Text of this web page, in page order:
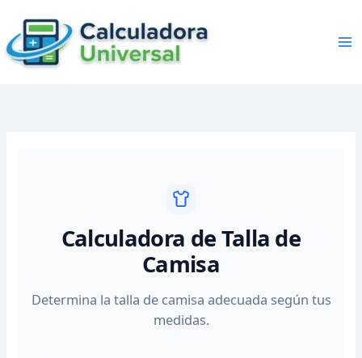
content
Calculadora de Talla de
Camisa
Determina la talla de camisa adecuada según tus
medidas.